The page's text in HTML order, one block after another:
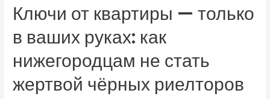
Ключи от квартиры — только
в ваших руках: как
нижегородцам не стать
жертвой чёрных риелторов